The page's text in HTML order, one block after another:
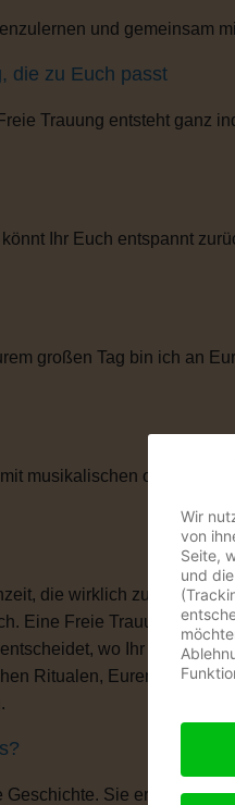
und gemeinsam
die zu Euch passt
Trauung entsteht ganz
Ihr Euch entspannt
großen Tag bin ich an
musikalischen oder
die wirklich zu ihnen
Eine Freie Trauung
wo Ihr Euch
Ritualen, Eurem
Sie erzählt
Wir
von
Seite,
und